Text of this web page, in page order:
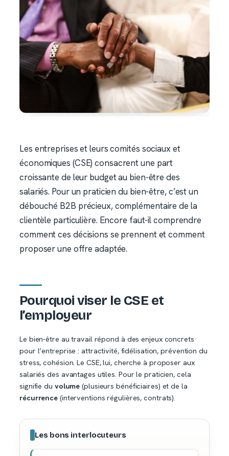
Les entreprises et leurs comités sociaux et
économiques (CSE) consacrent une part
croissante de leur budget au bien-être des
salariés. Pour un praticien du bien-être, c’est un
débouché B2B précieux, complémentaire de la
clientèle particulière. Encore faut-il comprendre
comment ces décisions se prennent et comment
proposer une offre adaptée.
Pourquoi viser le CSE et
l’employeur
Le bien-être au travail répond à des enjeux concrets
pour l’entreprise : attractivité, fidélisation, prévention du
stress, cohésion. Le CSE, lui, cherche à proposer aux
salariés des avantages utiles. Pour le praticien, cela
signifie du volume (plusieurs bénéficiaires) et de la
récurrence (interventions régulières, contrats).
Les bons interlocuteurs